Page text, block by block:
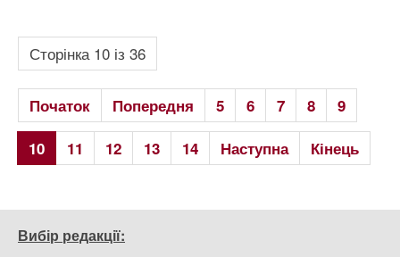
Сторінка 10 із 36
Початок Попередня 5 6 7 8
9
10
11 12 13 14 Наступна Кінець
Вибір редакції: